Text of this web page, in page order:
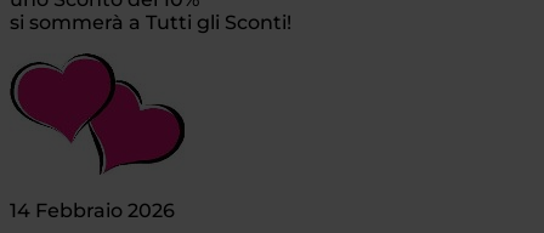
si sommerà a Tutti gli Sconti!
14 Febbraio 2026